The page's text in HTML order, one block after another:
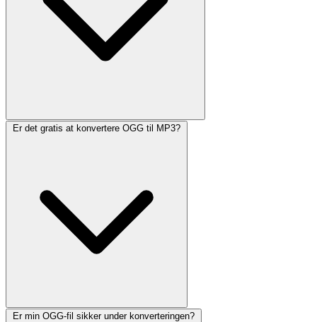
Er det gratis at konvertere OGG til MP3?
Er min OGG-fil sikker under konverteringen?